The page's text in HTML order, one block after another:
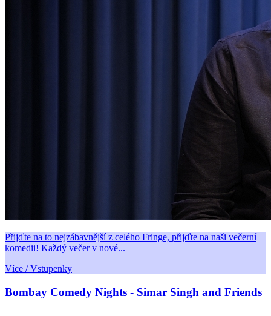
Přijďte na to nejzábavnější z celého Fringe, přijďte na naši večerní
komedii! Každý večer v nové...
Více / Vstupenky
Bombay Comedy Nights - Simar Singh and Friends